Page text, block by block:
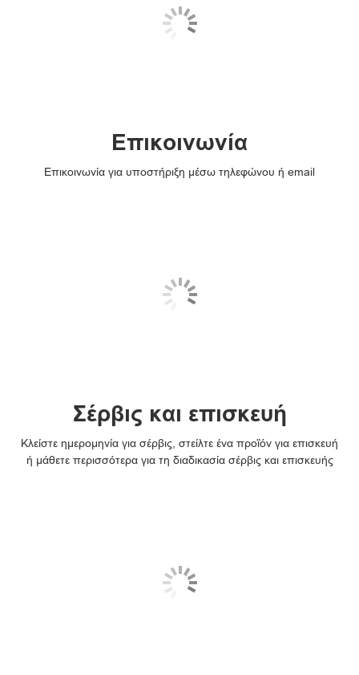
Επικοινωνία
Επικοινωνία για υποστήριξη μέσω τηλεφώνου ή email
Σέρβις και επισκευή
Κλείστε ημερομηνία για σέρβις, στείλτε ένα προϊόν για επισκευή
ή μάθετε περισσότερα για τη διαδικασία σέρβις και επισκευής